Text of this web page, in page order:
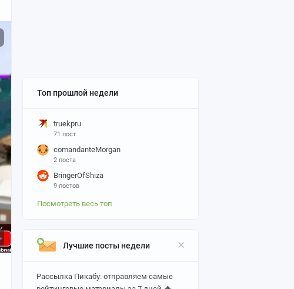
Топ прошлой недели
truekpru
71 пост
comandanteMorgan
2 поста
BringerOfShiza
9 постов
Посмотреть весь топ
Лучшие посты недели
Рассылка Пикабу: отправляем самые